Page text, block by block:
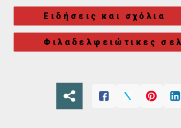
Ειδήσεις και σχόλια
Φιλαδελφειώτικες